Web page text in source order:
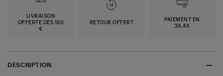
LIVRAISON
OFFERTE DÈS 150
€
RETOUR OFFERT
PAIEMENT EN
3X,4X
DESCRIPTION